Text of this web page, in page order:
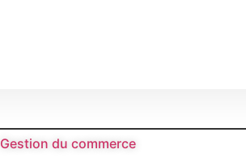
Gestion du commerce